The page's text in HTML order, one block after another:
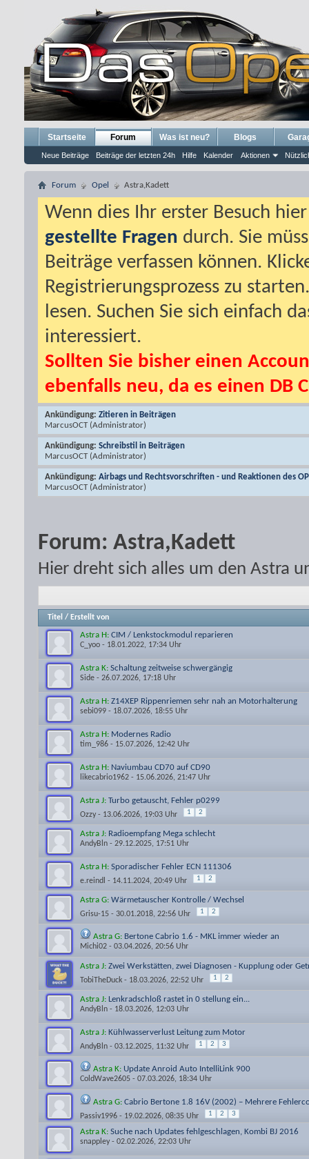
Startseite Forum
Neue Beiträge Beiträge der letzten 24h Hilfe Kalender Aktionen
Was ist neu? Blogs
Forum Opel Astra,Kadett
Wenn dies Ihr erster Besuch
gestellte Fragen durch. Sie
Beiträge verfassen können.
Registrierungsprozess zu
lesen. Suchen Sie sich einfach
interessiert.
Sollten Sie bisher einen
ebenfalls neu, da es einen DB
Ankündigung: Zitieren in Beiträgen
MarcusOCT (Administrator)
Ankündigung: Schreibstil in Beiträgen
MarcusOCT (Administrator)
Ankündigung: Airbags und Rechtsvorschriften - und Reaktionen des
MarcusOCT (Administrator)
Forum: Astra,Kadett
Hier dreht sich alles um den Astra
Titel / Erstellt von
Astra H: CIM / Lenkstockmodul reparieren
C_yoo - 18.01.2022, 17:34 Uhr
Astra K: Schaltung zeitweise schwergängig
Side - 26.07.2026, 17:18 Uhr
Astra H: Z14XEP Rippenriemen sehr nah an Motorhalterung
sebi099 - 18.07.2026, 18:55 Uhr
Astra H: Modernes Radio
tim_986 - 15.07.2026, 12:42 Uhr
Astra H: Naviumbau CD70 auf CD90
likecabrio1962 - 15.06.2026, 21:47 Uhr
Astra J: Turbo getauscht, Fehler p0299
Ozzy- 13.06.2026, 19:03 Uhr 1 2
Astra J: Radioempfang Mega schlecht
AndyBln - 29.12.2025, 17:51 Uhr
Astra H: Sporadischer Fehler ECN 111306
e.reindl - 14.11.2024, 20:49 Uhr 1 2
Astra G: Wärmetauscher Kontrolle / Wechsel
Grisu-15 - 30.01.2018, 22:56 Uhr 1 2
Astra G: Bertone Cabrio 1.6 - MKL immer wieder an
Michi02 - 03.04.2026, 20:56 Uhr
Astra J: Zwei Werkstätten, zwei Diagnosen - Kupplung oder
TobiTheDuck - 18.03.2026, 22:52 Uhr 1 2
Astra J: Lenkradschloß rastet in 0 stellung ein...
AndyBln - 18.03.2026, 12:03 Uhr
Astra J: Kühlwasserverlust Leitung zum Motor
AndyBln - 03.12.2025, 11:32 Uhr 1 2 3
Astra K: Update Anroid Auto IntelliLink 900
ColdWave2605 - 07.03.2026, 18:34 Uhr
Astra G: Cabrio Bertone 1.8 16V (2002) – Mehrere
Passiv1996 - 19.02.2026, 08:35 Uhr 1 2 3
Astra K: Suche nach Updates fehlgeschlagen, Kombi BJ 2016
snappley - 02.02.2026, 22:03 Uhr